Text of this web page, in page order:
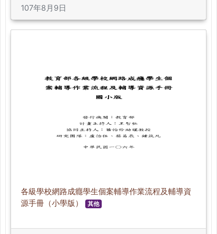
107年8月9日
各級學校網路成癮學生個案輔導作業流程及輔導資
源手冊（小學版）
其他